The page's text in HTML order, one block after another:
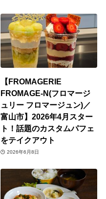
【FROMAGERIE
FROMAGE-N(フロマージ
ュリー フロマージュン)／
富山市】2026年4月スター
ト！話題のカスタムパフェ
をテイクアウト
2026年6月8日